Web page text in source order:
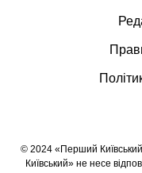
© 2024 «Перший
Київський» не несе